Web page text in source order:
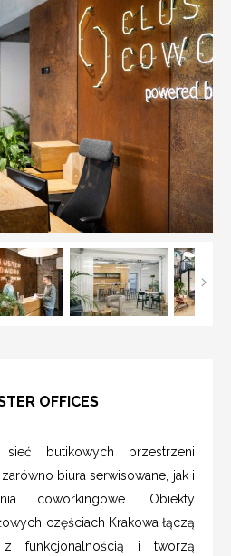
OFFICES
butikowych przestrzeni
biura serwisowane, jak i
coworkingowe. Obiekty
częściach Krakowa łączą
funkcjonalnością i tworzą